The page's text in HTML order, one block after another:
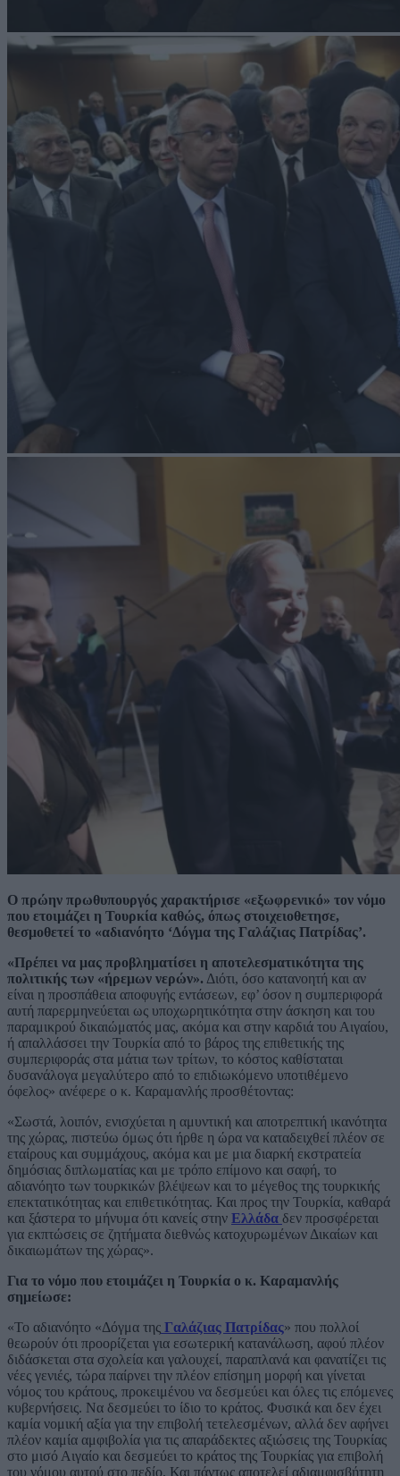
Ο πρώην πρωθυπουργός χαρακτήρισε «εξωφρενικό» τον νόμο
που ετοιμάζει η Τουρκία καθώς, όπως στοιχειοθετησε,
θεσμοθετεί το «αδιανόητο ‘Δόγμα της Γαλάζιας Πατρίδας’.
«Πρέπει να μας προβληματίσει η αποτελεσματικότητα της
πολιτικής των «ήρεμων νερών». Διότι, όσο κατανοητή και αν
είναι η προσπάθεια αποφυγής εντάσεων, εφ’ όσον η συμπεριφορά
αυτή παρερμηνεύεται ως υποχωρητικότητα στην άσκηση και του
παραμικρού δικαιώματός μας, ακόμα και στην καρδιά του Αιγαίου,
ή απαλλάσσει την Τουρκία από το βάρος της επιθετικής της
συμπεριφοράς στα μάτια των τρίτων, το κόστος καθίσταται
δυσανάλογα μεγαλύτερο από το επιδιωκόμενο υποτιθέμενο
όφελος» ανέφερε ο κ. Καραμανλής προσθέτοντας:
«Σωστά, λοιπόν, ενισχύεται η αμυντική και αποτρεπτική ικανότητα
της χώρας, πιστεύω όμως ότι ήρθε η ώρα να καταδειχθεί πλέον σε
εταίρους και συμμάχους, ακόμα και με μια διαρκή εκστρατεία
δημόσιας διπλωματίας και με τρόπο επίμονο και σαφή, το
αδιανόητο των τουρκικών βλέψεων και το μέγεθος της τουρκικής
επεκτατικότητας και επιθετικότητας. Και προς την Τουρκία, καθαρά
και ξάστερα το μήνυμα ότι κανείς στην Ελλάδα δεν προσφέρεται
για εκπτώσεις σε ζητήματα διεθνώς κατοχυρωμένων Δικαίων και
δικαιωμάτων της χώρας».
Για το νόμο που ετοιμάζει η Τουρκία ο κ. Καραμανλής
σημείωσε:
«Το αδιανόητο «Δόγμα της Γαλάζιας Πατρίδας» που πολλοί
θεωρούν ότι προορίζεται για εσωτερική κατανάλωση, αφού πλέον
διδάσκεται στα σχολεία και γαλουχεί, παραπλανά και φανατίζει τις
νέες γενιές, τώρα παίρνει την πλέον επίσημη μορφή και γίνεται
νόμος του κράτους, προκειμένου να δεσμεύει και όλες τις επόμενες
κυβερνήσεις. Να δεσμεύει το ίδιο το κράτος. Φυσικά και δεν έχει
καμία νομική αξία για την επιβολή τετελεσμένων, αλλά δεν αφήνει
πλέον καμία αμφιβολία για τις απαράδεκτες αξιώσεις της Τουρκίας
στο μισό Αιγαίο και δεσμεύει το κράτος της Τουρκίας για επιβολή
του νόμου αυτού στο πεδίο. Και πάντως αποτελεί αδιαμφισβήτητη